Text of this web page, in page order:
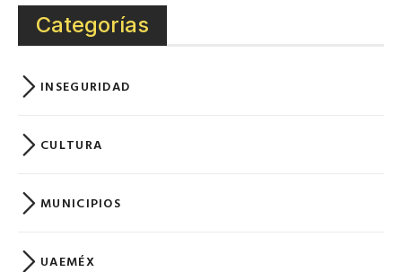
Categorías
INSEGURIDAD
CULTURA
MUNICIPIOS
UAEMÉX